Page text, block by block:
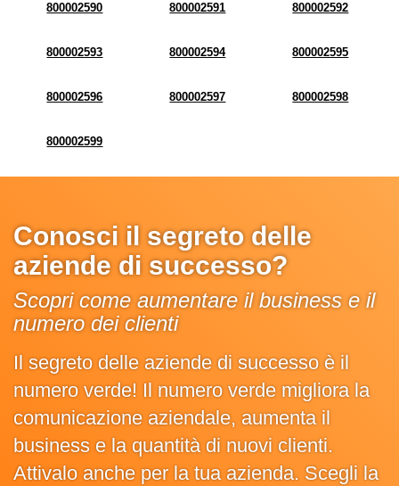
800002590 800002591 800002592
800002593 800002594 800002595
800002596 800002597 800002598
800002599
Conosci il segreto delle
aziende di successo?
Scopri come aumentare il business e il
numero dei clienti
Il segreto delle aziende di successo è il
numero verde! Il numero verde migliora la
comunicazione aziendale, aumenta il
business e la quantità di nuovi clienti.
Attivalo anche per la tua azienda. Scegli la